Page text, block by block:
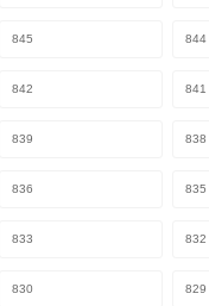
845 844
842 841
839 838
836 835
833 832
830 829